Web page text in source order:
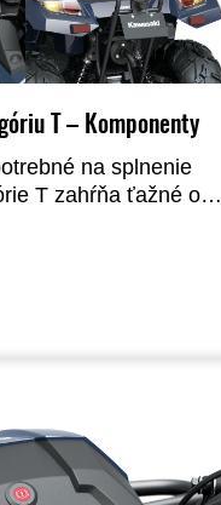
T – Komponenty
na splnenie
T zahŕňa ťažné oko
držiak a
čísla a kontrolku